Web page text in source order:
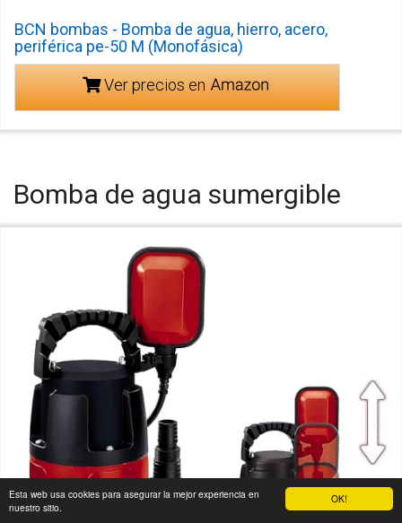
OK!
Esta web usa cookies para asegurar la mejor experiencia en
nuestro sitio.
BCN bombas - Bomba de agua, hierro, acero,
periférica pe-50 M (Monofásica)
Ver precios en
Bomba de agua sumergible